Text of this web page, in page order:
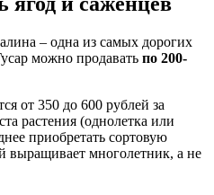
– одна из самых дорогих
можно продавать по 200-
от 350 до 600 рублей за
растения (однолетка или
приобретать сортовую
выращивает многолетник, а не